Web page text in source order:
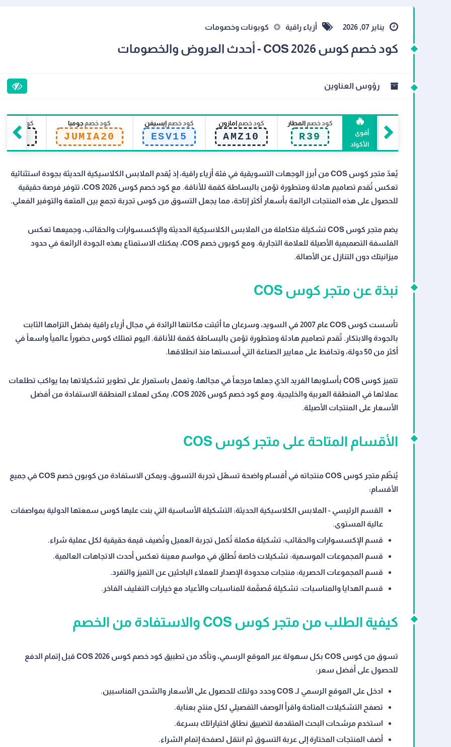
يناير 07, 2026 أزياء راقية كوبونات وخصومات
كود خصم كوس COS 2026 - أحدث العروض والخصومات
رؤوس العناوين
🔥
أقوى
الأكواد
كود خصم المطار
R39
كود خصم امازون
AMZ10
كود خصم إيسيفن
ESV15
كود خصم جوميا
JUMIA20
كود خصم
يُعدّ متجر كوس COS من أبرز الوجهات التسويقية في فئة أزياء راقية، إذ يُقدم الملابس الكلاسيكية الحديثة بجودة استثنائية
تعكس تُقدم تصاميم هادئة ومتطورة تؤمن بالبساطة كقمة للأناقة. مع كود خصم كوس COS 2026، تتوفر فرصة حقيقية
للحصول على هذه المنتجات الرائعة بأسعار أكثر إتاحة، مما يجعل التسوق من كوس تجربة تجمع بين المتعة والتوفير الفعلي.
يضم متجر كوس COS تشكيلة متكاملة من الملابس الكلاسيكية الحديثة والإكسسوارات والحقائب، وجميعها تعكس
الفلسفة التصميمية الأصيلة للعلامة التجارية. ومع كوبون خصم COS، يمكنك الاستمتاع بهذه الجودة الرائعة في حدود
ميزانيتك دون التنازل عن الأصالة.
نبذة عن متجر كوس COS
تأسست كوس COS عام 2007 في السويد، وسرعان ما أثبتت مكانتها الرائدة في مجال أزياء راقية بفضل التزامها الثابت
بالجودة والابتكار. تُقدم تصاميم هادئة ومتطورة تؤمن بالبساطة كقمة للأناقة. اليوم تمتلك كوس حضوراً عالمياً واسعاً في
أكثر من 50 دولة، وتحافظ على معايير الصناعة التي أسستها منذ انطلاقها.
تتميز كوس COS بأسلوبها الفريد الذي جعلها مرجعاً في مجالها، وتعمل باستمرار على تطوير تشكيلاتها بما يواكب تطلعات
عملائها في المنطقة العربية والخليجية. ومع كود خصم كوس COS 2026، يمكن لعملاء المنطقة الاستفادة من أفضل
الأسعار على المنتجات الأصيلة.
الأقسام المتاحة على متجر كوس COS
يُنظّم متجر كوس COS منتجاته في أقسام واضحة تسهّل تجربة التسوق، ويمكن الاستفادة من كوبون خصم COS في جميع
الأقسام:
القسم الرئيسي - الملابس الكلاسيكية الحديثة: التشكيلة الأساسية التي بنت عليها كوس سمعتها الدولية بمواصفات
عالية المستوى.
قسم الإكسسوارات والحقائب: تشكيلة مكملة تُكمل تجربة العميل وتُضيف قيمة حقيقية لكل عملية شراء.
قسم المجموعات الموسمية: تشكيلات خاصة تُطلق في مواسم معينة تعكس أحدث الاتجاهات العالمية.
قسم المجموعات الحصرية: منتجات محدودة الإصدار للعملاء الباحثين عن التميز والتفرد.
قسم الهدايا والمناسبات: تشكيلة مُصمَّمة للمناسبات والأعياد مع خيارات التغليف الفاخر.
كيفية الطلب من متجر كوس COS والاستفادة من الخصم
تسوق من كوس COS بكل سهولة عبر الموقع الرسمي، وتأكد من تطبيق كود خصم كوس COS 2026 قبل إتمام الدفع
للحصول على أفضل سعر:
ادخل على الموقع الرسمي لـ COS وحدد دولتك للحصول على الأسعار والشحن المناسبين.
تصفح التشكيلات المتاحة واقرأ الوصف التفصيلي لكل منتج بعناية.
استخدم مرشحات البحث المتقدمة لتضييق نطاق اختياراتك بسرعة.
أضف المنتجات المختارة إلى عربة التسوق ثم انتقل لصفحة إتمام الشراء.